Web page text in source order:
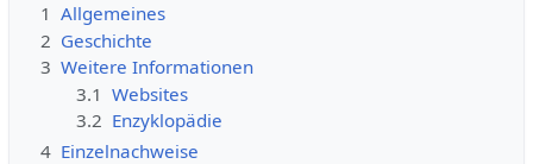
1 Allgemeines
2 Geschichte
3 Weitere Informationen
3.1 Websites
3.2 Enzyklopädie
4 Einzelnachweise